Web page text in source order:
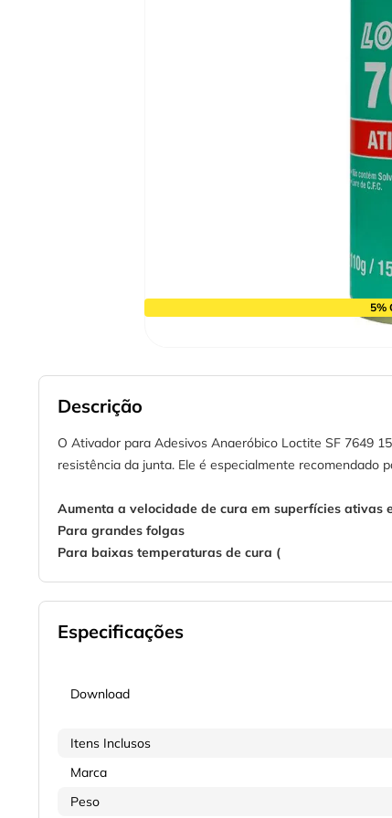
5%
Descrição
O Ativador para Adesivos Anaeróbico Loctite SF 7649
resistência da junta. Ele é especialmente recomendado
Aumenta a velocidade de cura em superfícies ativas
Para grandes folgas
Para baixas temperaturas de cura (
Especificações
Download
Itens Inclusos
Marca
Peso